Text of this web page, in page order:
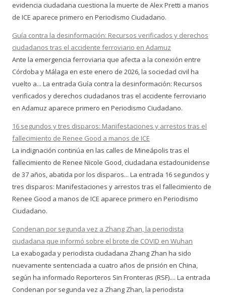
evidencia ciudadana cuestiona la muerte de Alex Pretti a manos
de ICE aparece primero en Periodismo Ciudadano.
Guía contra la desinformación: Recursos verificados y derechos
ciudadanos tras el accidente ferroviario en Adamuz
Ante la emergencia ferroviaria que afecta a la conexión entre
Córdoba y Málaga en este enero de 2026, la sociedad civil ha
vuelto a... La entrada Guía contra la desinformación: Recursos
verificados y derechos ciudadanos tras el accidente ferroviario
en Adamuz aparece primero en Periodismo Ciudadano.
16 segundos y tres disparos: Manifestaciones y arrestos tras el
fallecimiento de Renee Good a manos de ICE
La indignación continúa en las calles de Mineápolis tras el
fallecimiento de Renee Nicole Good, ciudadana estadounidense
de 37 años, abatida por los disparos... La entrada 16 segundos y
tres disparos: Manifestaciones y arrestos tras el fallecimiento de
Renee Good a manos de ICE aparece primero en Periodismo
Ciudadano.
Condenan por segunda vez a Zhang Zhan, la periodista
ciudadana que informó sobre el brote de COVID en Wuhan
La exabogada y periodista ciudadana Zhang Zhan ha sido
nuevamente sentenciada a cuatro años de prisión en China,
según ha informado Reporteros Sin Fronteras (RSF).... La entrada
Condenan por segunda vez a Zhang Zhan, la periodista